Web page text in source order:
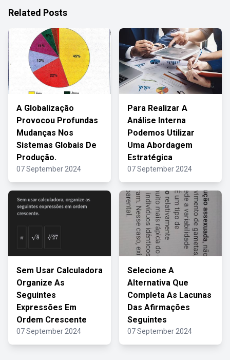
Related Posts
A Globalização
Provocou Profundas
Mudanças Nos
Sistemas Globais De
Produção.
07 September 2024
Para Realizar A
Análise Interna
Podemos Utilizar
Uma Abordagem
Estratégica
07 September 2024
Sem Usar Calculadora
Organize As
Seguintes
Expressões Em
Ordem Crescente
07 September 2024
Selecione A
Alternativa Que
Completa As Lacunas
Das Afirmações
Seguintes
07 September 2024